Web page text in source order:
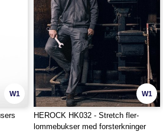
W1 W1
HEROCK HK032 - Stretch fler-
lommebukser med forsterkninger